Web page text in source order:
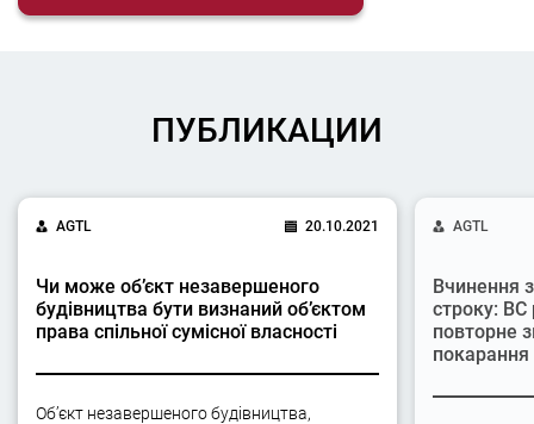
ПУБЛИКАЦИИ
AGTL 20.10.2021
Чи може об’єкт незавершеного
будівництва бути визнаний об’єктом
права спільної сумісної власності
Об’єкт незавершеного будівництва,
AGTL
Вчинення
строку: ВС
повторне